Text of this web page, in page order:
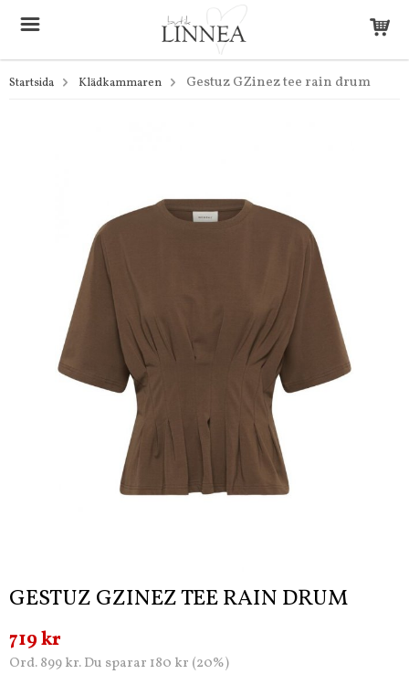
Startsida Klädkammaren Gestuz GZinez tee rain drum
GESTUZ GZINEZ TEE RAIN DRUM
719 kr
Ord. 899 kr. Du sparar 180 kr (20%)